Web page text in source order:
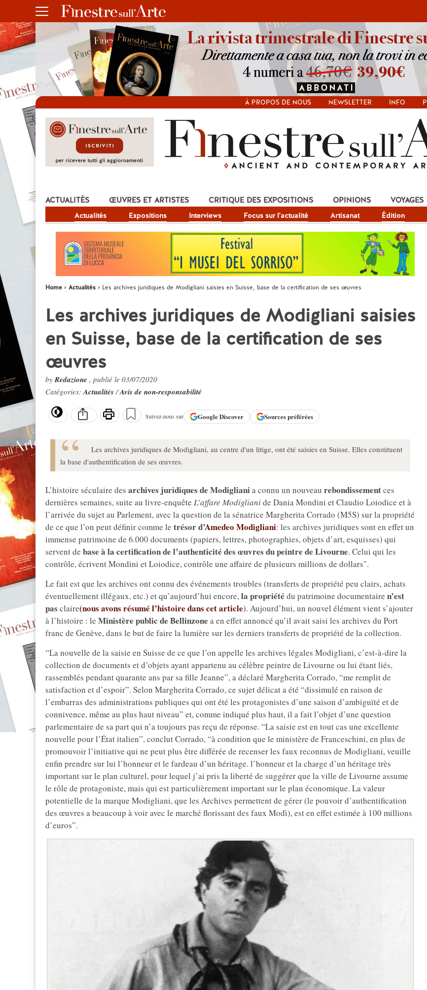
À PROPOS DE NOUS NEWSLETTER INFO
ACTUALITÉS
Actualités Expositions Interviews Focus sur l'actualité Artisanat Édition
ŒUVRES ET ARTISTES CRITIQUE DES EXPOSITIONS OPINIONS VOYAGES
Home Actualités Les archives juridiques de Modigliani saisies en Suisse, base de la certification de ses œuvres
Les archives juridiques de Modigliani saisies
en Suisse, base de la certification de ses
œuvres
byRedazione , publié le 03/07/2020
Catégories:Actualités/Avis de non-responsabilité
Suivez-nous sur GoogleDiscover Sources préférées
Les archives juridiques de Modigliani, au centre d'un litige, ont été saisies en Suisse. Elles constituent
la base d'authentification de ses œuvres.
L’histoire séculaire des archives juridiques de Modigliania connu un nouveau rebondissementces
dernières semaines, suite au livre-enquête L’affare Modiglianide Dania Mondini et Claudio Loiodice et à
l’arrivée du sujet au Parlement, avec la question de la sénatrice Margherita Corrado (M5S) sur la propriété
de ce que l’on peut définir comme le trésor d’Amedeo Modigliani: les archives juridiques sont en effet un
immense patrimoine de 6.000 documents (papiers, lettres, photographies, objets d’art, esquisses) qui
servent de base à la certification de l’authenticité des œuvres du peintre de Livourne. Celui qui les
contrôle, écrivent Mondini et Loiodice, contrôle une affaire de plusieurs millions de dollars".
Le fait est que les archives ont connu des événements troubles (transferts de propriété peu clairs, achats
éventuellement illégaux, etc.) et qu’aujourd’hui encore,la propriété du patrimoine documentaire n’est
pas claire(nous avons résumé l’histoire dans cet article). Aujourd’hui, un nouvel élément vient s’ajouter
à l’histoire : le Ministère public de Bellinzone a en effet annoncé qu’il avait saisi les archives du Port
franc de Genève, dans le but de faire la lumière sur les derniers transferts de propriété de la collection.
“La nouvelle de la saisie en Suisse de ce que l’on appelle les archives légales Modigliani, c’est-à-dire la
collection de documents et d’objets ayant appartenu au célèbre peintre de Livourne ou lui étant liés,
rassemblés pendant quarante ans par sa fille Jeanne”, a déclaré Margherita Corrado, “me remplit de
satisfaction et d’espoir”. Selon Margherita Corrado, ce sujet délicat a été “dissimulé en raison de
l’embarras des administrations publiques qui ont été les protagonistes d’une saison d’ambiguïté et de
connivence, même au plus haut niveau” et, comme indiqué plus haut, il a fait l’objet d’une question
parlementaire de sa part qui n’a toujours pas reçu de réponse. “La saisie est en tout cas une excellente
nouvelle pour l’État italien”, conclut Corrado, “à condition que le ministère de Franceschini, en plus de
promouvoir l’initiative qui ne peut plus être différée de recenser les faux reconnus de Modigliani, veuille
enfin prendre sur lui l’honneur et le fardeau d’un héritage. l’honneur et la charge d’un héritage très
important sur le plan culturel, pour lequel j’ai pris la liberté de suggérer que la ville de Livourne assume
le rôle de protagoniste, mais qui est particulièrement important sur le plan économique. La valeur
potentielle de la marque Modigliani, que les Archives permettent de gérer (le pouvoir d’authentification
des œuvres a beaucoup à voir avec le marché florissant des faux Modì), est en effet estimée à 100 millions
d’euros”.